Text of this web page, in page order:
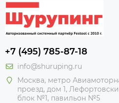
+7 (495) 785-87-18
info@shuruping.ru
Москва, метро
проезд, дом 1,
блок №1, павильон №5